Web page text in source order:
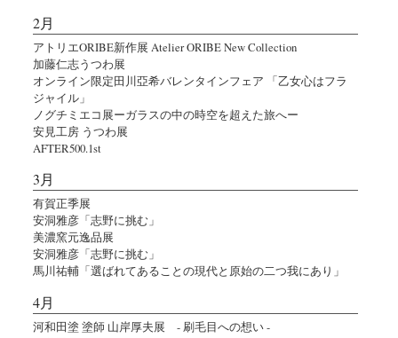
2月
アトリエORIBE新作展 Atelier ORIBE New Collection
加藤仁志うつわ展
オンライン限定田川亞希バレンタインフェア 「乙女心はフラ
ジャイル」
ノグチミエコ展ーガラスの中の時空を超えた旅へー
安見工房 うつわ展
AFTER500.1st
3月
有賀正季展
安洞雅彦「志野に挑む」
美濃窯元逸品展
安洞雅彦「志野に挑む」
馬川祐輔「選ばれてあることの現代と原始の二つ我にあり」
4月
河和田塗 塗師 山岸厚夫展 - 刷毛目への想い -